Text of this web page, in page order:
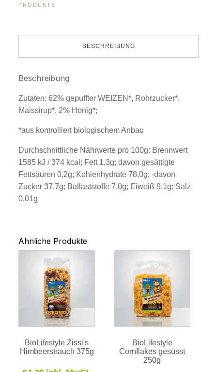
PRODUKTE
BESCHREIBUNG
Beschreibung
Zutaten: 62% gepuffter WEIZEN*, Rohrzucker*,
Maissirup*, 2% Honig*;
*aus kontrolliert biologischem Anbau
Durchschnittliche Nährwerte pro 100g: Brennwert
1585 kJ / 374 kcal; Fett 1,3g; davon gesättigte
Fettsäuren 0,2g; Kohlenhydrate 78,0g; -davon
Zucker 37,7g; Ballaststoffe 7,0g; Eiweiß 9,1g; Salz
0,01g
Ähnliche Produkte
BioLifestyle Zissi's
Himbeerstrauch 375g
BioLifestyle
Cornflakes gesüsst
250g